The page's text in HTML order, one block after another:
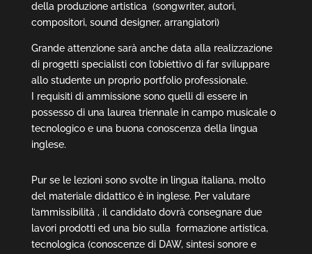
della produzione artistica (songwriter, autori,
compositori, sound designer, arrangiatori)
Grande attenzione sarà anche data alla realizzazione
di progetti specialisti con l’obiettivo di far sviluppare
allo studente un proprio portfolio professionale.
I requisiti di ammissione sono quelli di essere in
possesso di una laurea triennale in campo musicale o
tecnologico e una buona conoscenza della lingua
inglese.
Pur se le lezioni sono svolte in lingua italiana, molto
del materiale didattico è in inglese. Per valutare
l’ammissibilità , il candidato dovrà consegnare due
lavori prodotti ed una bio sulla formazione artistica,
tecnologica (conoscenze di DAW, sintesi sonore e